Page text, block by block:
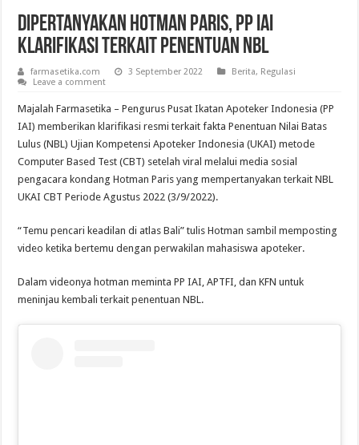
Dipertanyakan Hotman Paris, PP IAI
Klarifikasi Terkait Penentuan NBL
farmasetika.com 3 September 2022 Berita, Regulasi
Leave a comment
Majalah Farmasetika – Pengurus Pusat Ikatan Apoteker Indonesia (PP
IAI) memberikan klarifikasi resmi terkait fakta Penentuan Nilai Batas
Lulus (NBL) Ujian Kompetensi Apoteker Indonesia (UKAI) metode
Computer Based Test (CBT) setelah viral melalui media sosial
pengacara kondang Hotman Paris yang mempertanyakan terkait NBL
UKAI CBT Periode Agustus 2022 (3/9/2022).
“Temu pencari keadilan di atlas Bali” tulis Hotman sambil memposting
video ketika bertemu dengan perwakilan mahasiswa apoteker.
Dalam videonya hotman meminta PP IAI, APTFI, dan KFN untuk
meninjau kembali terkait penentuan NBL.